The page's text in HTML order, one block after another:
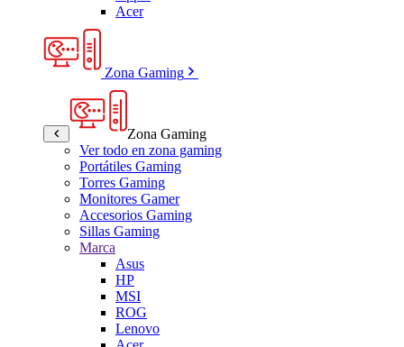
Acer
Zona Gaming
Zona Gaming
Ver todo en zona gaming
Portátiles Gaming
Torres Gaming
Monitores Gamer
Accesorios Gaming
Sillas Gaming
Marca
Asus
HP
MSI
ROG
Lenovo